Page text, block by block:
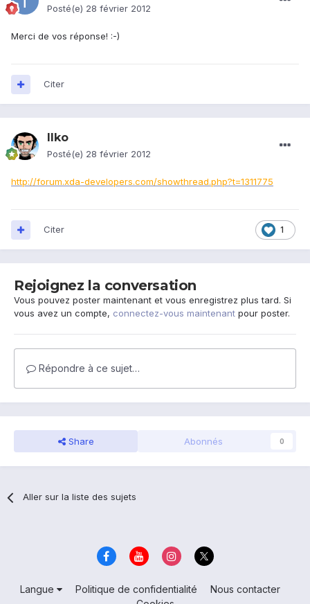
Posté(e) 28 février 2012
Merci de vos réponse! :-)
Citer
Ilko
Posté(e) 28 février 2012
http://forum.xda-developers.com/showthread.php?t=1311775
1
Citer
Rejoignez la conversation
Vous pouvez poster maintenant et vous enregistrez plus tard. Si
vous avez un compte, connectez-vous maintenant pour poster.
Répondre à ce sujet…
Share Abonnés 0
Aller sur la liste des sujets
Langue Politique de confidentialité
Nous contacter